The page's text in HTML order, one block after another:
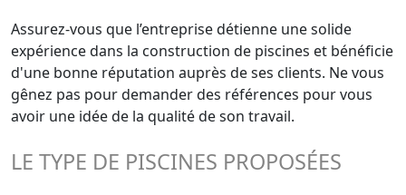
Assurez-vous que l’entreprise détienne une solide
expérience dans la construction de piscines et bénéficie
d'une bonne réputation auprès de ses clients. Ne vous
gênez pas pour demander des références pour vous
avoir une idée de la qualité de son travail.
LE TYPE DE PISCINES PROPOSÉES